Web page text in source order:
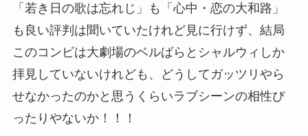
「若き日の歌は忘れじ」も「心中・恋の大和路」
も良い評判は聞いていたけれど見に行けず、結局
このコンビは大劇場のベルばらとシャルウィしか
拝見していないけれども、どうしてガッツリやら
せなかったのかと思うくらいラブシーンの相性ぴ
ったりやないか！！！